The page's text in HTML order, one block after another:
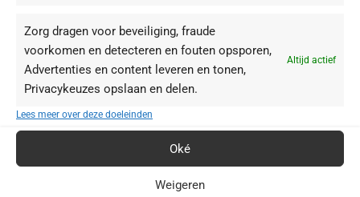
Zorg dragen voor beveiliging, fraude
voorkomen en detecteren en fouten opsporen,
Advertenties en content leveren en tonen,
Privacykeuzes opslaan en delen.
Altijd actief
Lees meer over deze doeleinden
Oké
Weigeren
BABOR webshop | schoonheidsinstituut.nl
+31(0)85 016 0072
info@schoonheidsinstituut.nl
KVK: 96875941